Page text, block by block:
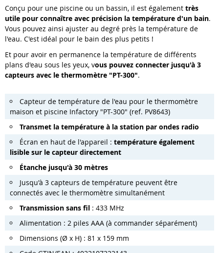
Conçu pour une piscine ou un bassin, il est également très
utile pour connaître avec précision la température d'un bain.
Vous pouvez ainsi ajuster au degré près la température de
l'eau. C'est idéal pour le bain des plus petits !
Et pour avoir en permanence la température de différents
plans d'eau sous les yeux, vous pouvez connecter jusqu'à 3
capteurs avec le thermomètre "PT-300".
Capteur de température de l'eau pour le thermomètre
maison et piscine Infactory "PT-300" (ref. PV8643)
Transmet la température à la station par ondes radio
Écran en haut de l'appareil : température également
lisible sur le capteur directement
Étanche jusqu'à 30 mètres
Jusqu'à 3 capteurs de température peuvent être
connectés avec le thermomètre simultanément
Transmission sans fil : 433 MHz
Alimentation : 2 piles AAA (à commander séparément)
Dimensions (Ø x H) : 81 x 159 mm